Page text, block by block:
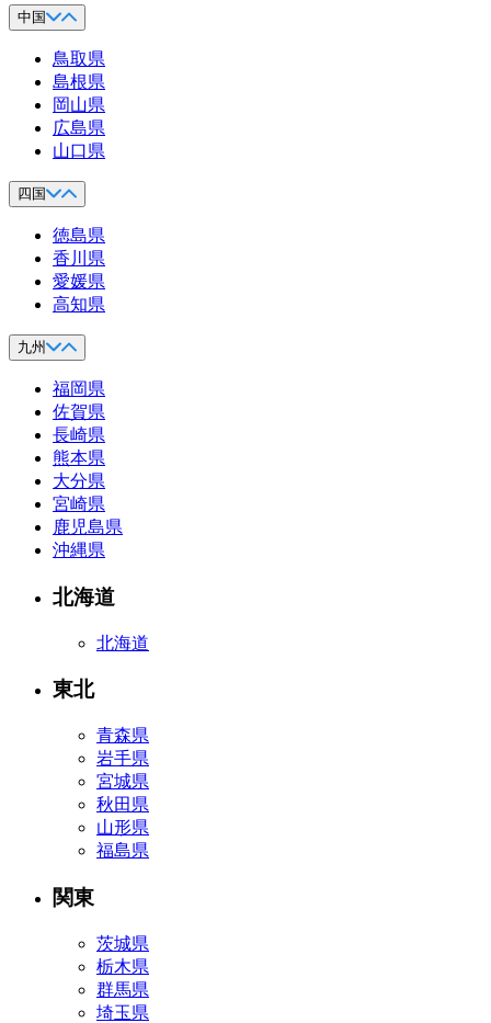
中国
鳥取県
島根県
岡山県
広島県
山口県
四国
徳島県
香川県
愛媛県
高知県
九州
福岡県
佐賀県
長崎県
熊本県
大分県
宮崎県
鹿児島県
沖縄県
北海道
北海道
東北
青森県
岩手県
宮城県
秋田県
山形県
福島県
関東
茨城県
栃木県
群馬県
埼玉県